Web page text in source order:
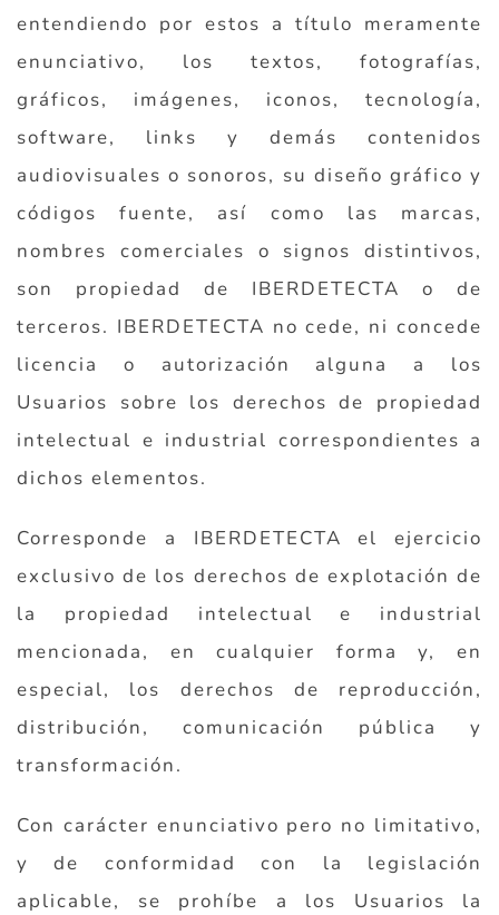
entendiendo por estos a título meramente
enunciativo, los textos, fotografías,
gráficos, imágenes, iconos, tecnología,
software, links y demás contenidos
audiovisuales o sonoros, su diseño gráfico y
códigos fuente, así como las marcas,
nombres comerciales o signos distintivos,
son propiedad de IBERDETECTA o de
terceros. IBERDETECTA no cede, ni concede
licencia o autorización alguna a los
Usuarios sobre los derechos de propiedad
intelectual e industrial correspondientes a
dichos elementos.
Corresponde a IBERDETECTA el ejercicio
exclusivo de los derechos de explotación de
la propiedad intelectual e industrial
mencionada, en cualquier forma y, en
especial, los derechos de reproducción,
distribución, comunicación pública y
transformación.
Con carácter enunciativo pero no limitativo,
y de conformidad con la legislación
aplicable, se prohíbe a los Usuarios la